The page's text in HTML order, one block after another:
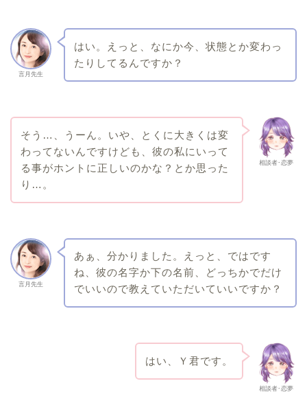
言月先生
はい。えっと、なにか今、状態とか変わっ
たりしてるんですか？
相談者･恋夢
そう…、うーん。いや、とくに大きくは変
わってないんですけども、彼の私にいって
る事がホントに正しいのかな？とか思った
り…。
言月先生
あぁ、分かりました。えっと、ではです
ね、彼の名字か下の名前、どっちかでだけ
でいいので教えていただいていいですか？
相談者･恋夢
はい、Ｙ君です。